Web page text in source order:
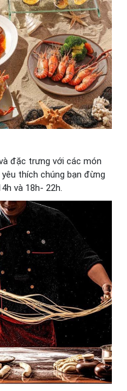
đặc trưng với các món
thích chúng bạn đừng
và 18h- 22h.